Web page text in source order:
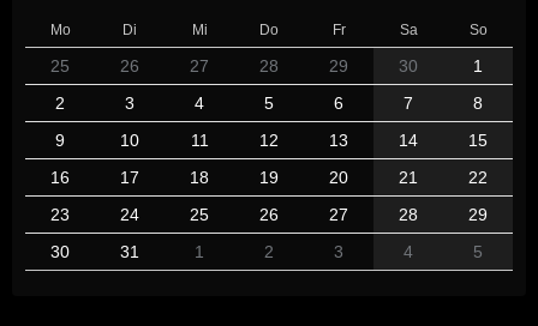
Mo Di Mi Do Fr Sa So
25 26 27 28 29 30
1
2
3 4 5 6 7
8
9
10 11 12 13 14
15
16
17 18 19 20 21
22
23
24 25 26 27 28
29
30
31 1 2 3 4 5